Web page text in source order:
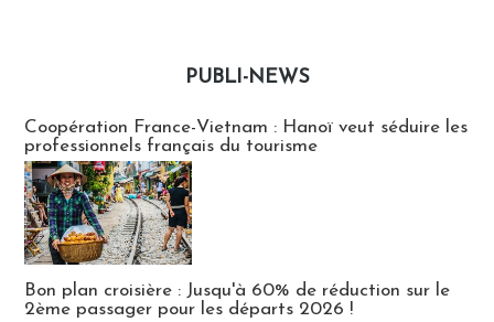
PUBLI-NEWS
Coopération France-Vietnam : Hanoï veut séduire les
professionnels français du tourisme
Bon plan croisière : Jusqu'à 60% de réduction sur le
2ème passager pour les départs 2026 !